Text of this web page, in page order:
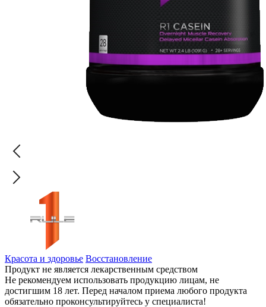
Красота и здоровье Восстановление
Продукт не является лекарственным средством
Не рекомендуем использовать продукцию лицам, не
достигшим 18 лет. Перед началом приема любого продукта
обязательно проконсультируйтесь у специалиста!